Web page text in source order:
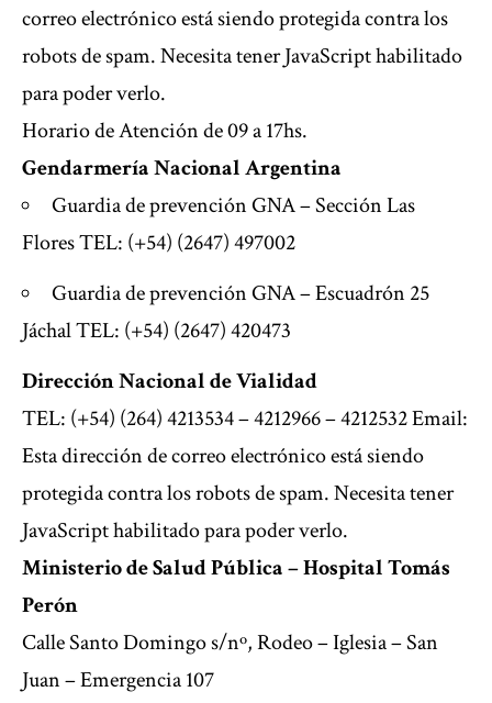
correo electrónico está siendo protegida contra los
robots de spam. Necesita tener JavaScript habilitado
para poder verlo.
Horario de Atención de 09 a 17hs.
Gendarmería Nacional Argentina
Guardia de prevención GNA – Sección Las
Flores TEL: (+54) (2647) 497002
Guardia de prevención GNA – Escuadrón 25
Jáchal TEL: (+54) (2647) 420473
Dirección Nacional de Vialidad
TEL: (+54) (264) 4213534 – 4212966 – 4212532 Email:
Esta dirección de correo electrónico está siendo
protegida contra los robots de spam. Necesita tener
JavaScript habilitado para poder verlo.
Ministerio de Salud Pública – Hospital Tomás
Perón
Calle Santo Domingo s/nº, Rodeo – Iglesia – San
Juan – Emergencia 107